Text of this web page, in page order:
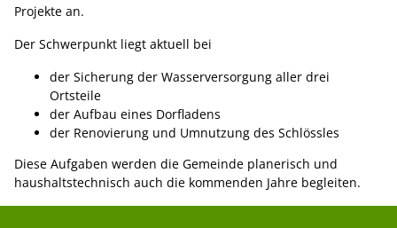
Projekte an.
Der Schwerpunkt liegt aktuell bei
der Sicherung der Wasserversorgung aller drei
Ortsteile
der Aufbau eines Dorfladens
der Renovierung und Umnutzung des Schlössles
Diese Aufgaben werden die Gemeinde planerisch und
haushaltstechnisch auch die kommenden Jahre begleiten.